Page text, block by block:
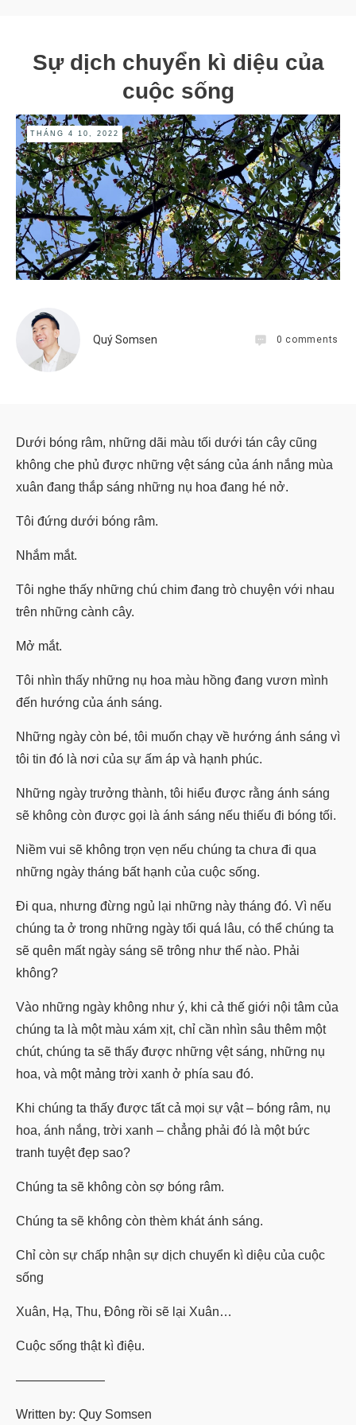
Sự dịch chuyển kì diệu của
cuộc sống
THÁNG 4 10, 2022
Quý Somsen 0 comments
Dưới bóng râm, những dãi màu tối dưới tán cây cũng
không che phủ được những vệt sáng của ánh nắng mùa
xuân đang thắp sáng những nụ hoa đang hé nở.
Tôi đứng dưới bóng râm.
Nhắm mắt.
Tôi nghe thấy những chú chim đang trò chuyện với nhau
trên những cành cây.
Mở mắt.
Tôi nhìn thấy những nụ hoa màu hồng đang vươn mình
đến hướng của ánh sáng.
Những ngày còn bé, tôi muốn chạy về hướng ánh sáng vì
tôi tin đó là nơi của sự ấm áp và hạnh phúc.
Những ngày trưởng thành, tôi hiểu được rằng ánh sáng
sẽ không còn được gọi là ánh sáng nếu thiếu đi bóng tối.
Niềm vui sẽ không trọn vẹn nếu chúng ta chưa đi qua
những ngày tháng bất hạnh của cuộc sống.
Đi qua, nhưng đừng ngủ lại những này tháng đó. Vì nếu
chúng ta ở trong những ngày tối quá lâu, có thể chúng ta
sẽ quên mất ngày sáng sẽ trông như thế nào. Phải
không?
Vào những ngày không như ý, khi cả thế giới nội tâm của
chúng ta là một màu xám xịt, chỉ cần nhìn sâu thêm một
chút, chúng ta sẽ thấy được những vệt sáng, những nụ
hoa, và một mảng trời xanh ở phía sau đó.
Khi chúng ta thấy được tất cả mọi sự vật – bóng râm, nụ
hoa, ánh nắng, trời xanh – chẳng phải đó là một bức
tranh tuyệt đẹp sao?
Chúng ta sẽ không còn sợ bóng râm.
Chúng ta sẽ không còn thèm khát ánh sáng.
Chỉ còn sự chấp nhận sự dịch chuyển kì diệu của cuộc
sống
Xuân, Hạ, Thu, Đông rồi sẽ lại Xuân…
Cuộc sống thật kì điệu.
———————
Written by: Quy Somsen